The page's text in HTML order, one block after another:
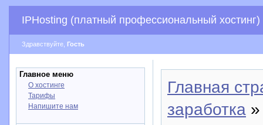
IPHosting (платный профессиональный хостинг)
Здравствуйте, Гость
Главное меню
О хостинге
Тарифы
Напишите нам
Главная
заработка